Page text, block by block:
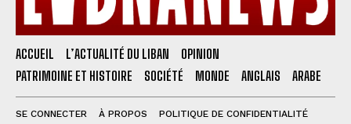
ACCUEIL L’ACTUALITÉ DU LIBAN
OPINION
PATRIMOINE ET HISTOIRE
SOCIÉTÉ MONDE ANGLAIS ARABE
SE CONNECTER À PROPOS
POLITIQUE DE CONFIDENTIALITÉ